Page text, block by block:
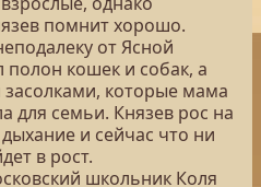
помнит хорошо.
от Ясной
кошек и собак, а
которые мама
для семьи. Князев рос на
и сейчас что ни
в рост.
школьник Коля